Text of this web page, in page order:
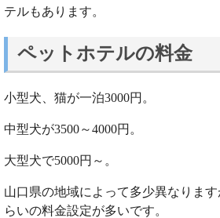
テルもあります。
ペットホテルの料金
小型犬、猫が一泊3000円。
中型犬が3500～4000円。
大型犬で5000円～。
山口県の地域によって多少異なります
らいの料金設定が多いです。